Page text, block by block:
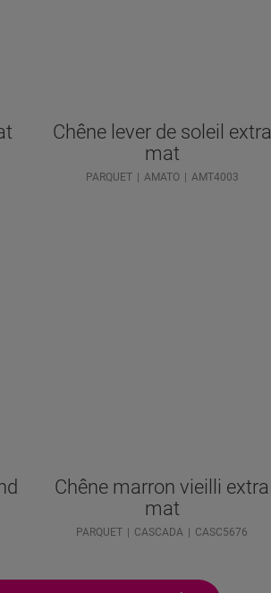
Chêne lever de soleil extra
mat
PARQUET AMATO AMT4003
Chêne marron vieilli extra
mat
PARQUET CASCADA CASC5676